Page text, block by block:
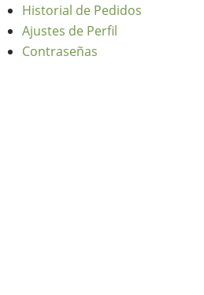
Historial de Pedidos
Ajustes de Perfil
Contraseñas